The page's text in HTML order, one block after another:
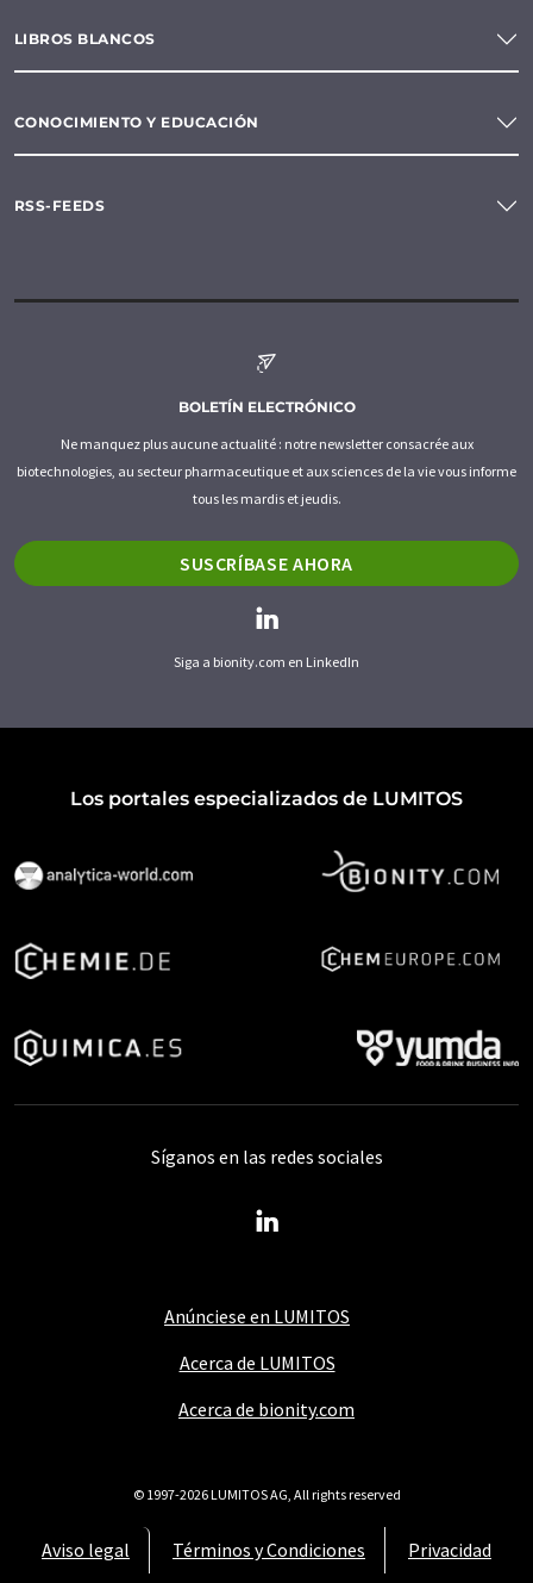
LIBROS BLANCOS
CONOCIMIENTO Y EDUCACIÓN
RSS-FEEDS
BOLETÍN ELECTRÓNICO
Ne manquez plus aucune actualité : notre newsletter consacrée aux
biotechnologies, au secteur pharmaceutique et aux sciences de la vie vous informe
tous les mardis et jeudis.
SUSCRÍBASE AHORA
Siga a bionity.com en LinkedIn
Los portales especializados de LUMITOS
Anúnciese en LUMITOS
Acerca de LUMITOS
Acerca de bionity.com
Aviso legal Términos y Condiciones Privacidad
Síganos en las redes sociales
© 1997-2026 LUMITOS AG, All rights reserved